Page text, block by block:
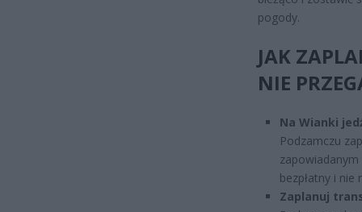
pogody.
JAK
NIE
Na Wianki
Podzamczu
bezpłatny i
Zaplanuj